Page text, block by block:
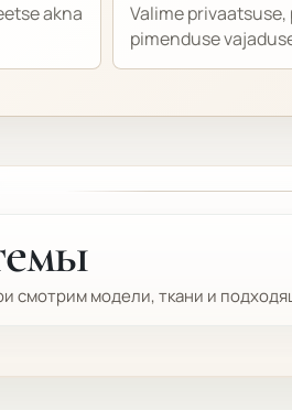
akna
Valime
pimenduse
смотрим модели, ткани и